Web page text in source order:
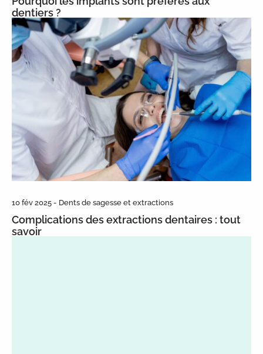
dentiers ?
10 fév 2025 - Dents de sagesse et extractions
Complications des extractions dentaires : tout
savoir